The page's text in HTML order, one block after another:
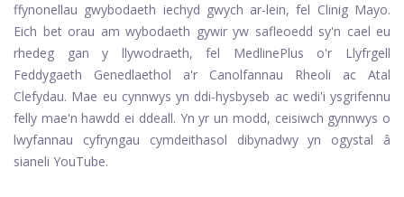
ffynonellau gwybodaeth iechyd gwych ar-lein, fel Clinig Mayo.
Eich bet orau am wybodaeth gywir yw safleoedd sy'n cael eu
rhedeg gan y llywodraeth, fel MedlinePlus o'r Llyfrgell
Feddygaeth Genedlaethol a'r Canolfannau Rheoli ac Atal
Clefydau. Mae eu cynnwys yn ddi-hysbyseb ac wedi'i ysgrifennu
felly mae'n hawdd ei ddeall. Yn yr un modd, ceisiwch gynnwys o
lwyfannau cyfryngau cymdeithasol dibynadwy yn ogystal â
sianeli YouTube.